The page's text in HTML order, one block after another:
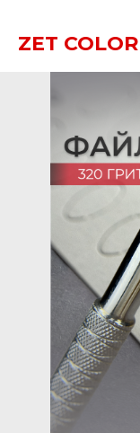
ZET COLOR